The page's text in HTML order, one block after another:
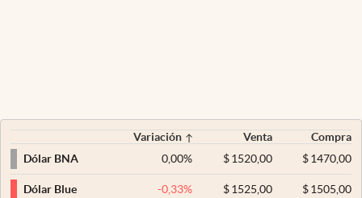
Variación Venta
Compra
Dólar BNA
0,00% $ 1520,00 $1470,00
Dólar Blue -0,33% $ 1525,00 $1505,00